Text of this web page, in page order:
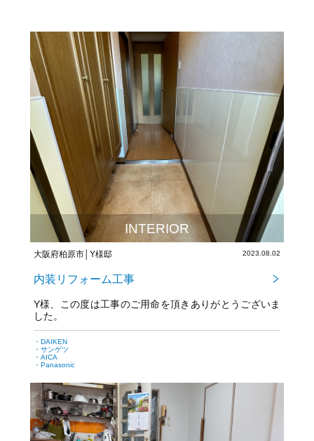
INTERIOR
大阪府柏原市│Y様邸 2023.08.02
内装リフォーム工事
Y様、この度は工事のご用命を頂きありがとうございま
した。
・DAIKEN
・サンゲツ
・AICA
・Panasonic